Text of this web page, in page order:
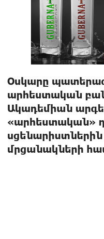
Օսկարը
արհեստական
Ակադեմիան
«արհեստական»
մրցանակների